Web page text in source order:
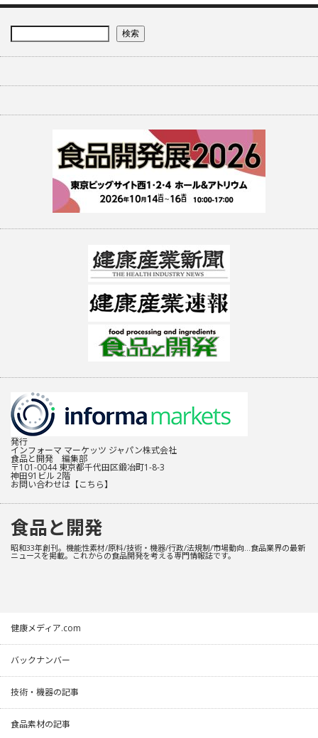
検索
発行
インフォーマ マーケッツ ジャパン株式会社
食品と開発 編集部
〒101-0044 東京都千代田区鍛冶町1-8-3
神田91ビル 2階
お問い合わせは 【こちら】
食品と開発
昭和33年創刊。機能性素材/原料/技術・機器/行政/法規制/市場動向…食品業界の最新
ニュースを掲載。これからの食品開発を考える専門情報誌です。
健康メディア.com
バックナンバー
技術・機器の記事
食品素材の記事